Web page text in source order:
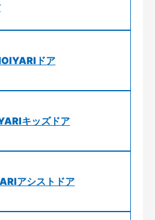
ドア
キッズドア
アシストドア